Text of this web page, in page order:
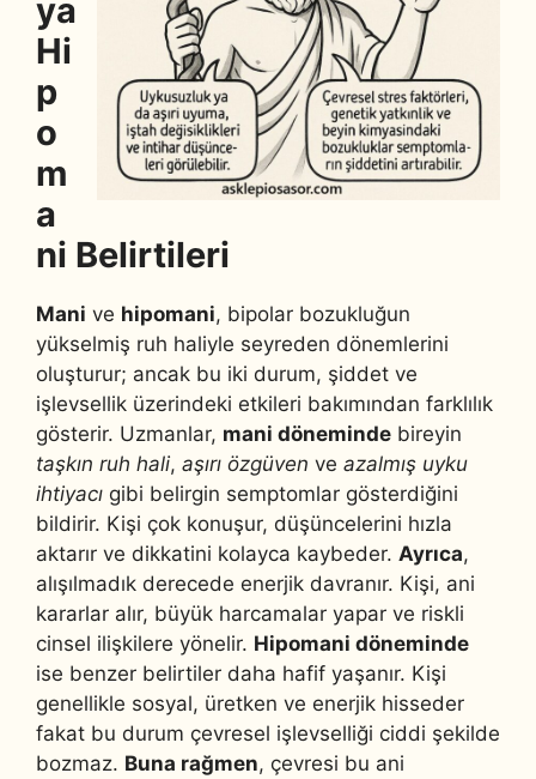
ya
Hi
p
o
m
a
ni Belirtileri
Mani ve hipomani, bipolar bozukluğun
yükselmiş ruh haliyle seyreden dönemlerini
oluşturur; ancak bu iki durum, şiddet ve
işlevsellik üzerindeki etkileri bakımından farklılık
gösterir. Uzmanlar, mani döneminde bireyin
taşkın ruh hali, aşırı özgüven ve azalmış uyku
ihtiyacı gibi belirgin semptomlar gösterdiğini
bildirir. Kişi çok konuşur, düşüncelerini hızla
aktarır ve dikkatini kolayca kaybeder. Ayrıca,
alışılmadık derecede enerjik davranır. Kişi, ani
kararlar alır, büyük harcamalar yapar ve riskli
cinsel ilişkilere yönelir. Hipomani döneminde
ise benzer belirtiler daha hafif yaşanır. Kişi
genellikle sosyal, üretken ve enerjik hisseder
fakat bu durum çevresel işlevselliği ciddi şekilde
bozmaz. Buna rağmen, çevresi bu ani